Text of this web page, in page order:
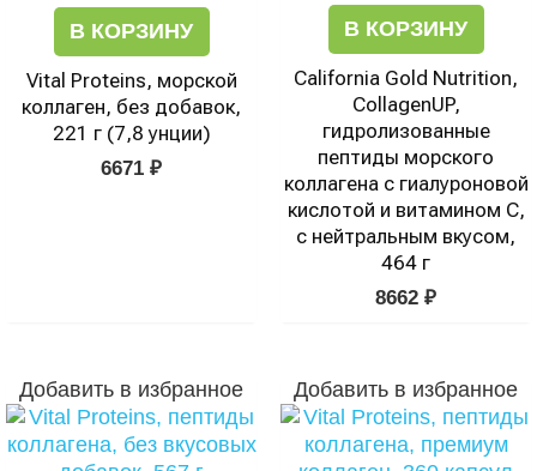
В КОРЗИНУ
Vital Proteins, морской
коллаген, без добавок,
221 г (7,8 унции)
6671 ₽
В КОРЗИНУ
California Gold Nutrition,
CollagenUP,
гидролизованные
пептиды морского
коллагена с гиалуроновой
кислотой и витамином C,
с нейтральным вкусом,
464 г
8662 ₽
Добавить в избранное Добавить в избранное